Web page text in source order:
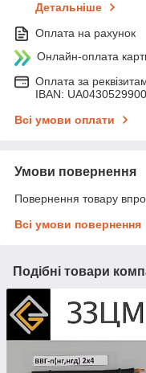
Детальніше
Оплата на рахунок
Онлайн-оплата
Оплата за
IBAN:
Всі умови оплати
Умови повернення
Повернення товару
Всі умови повернення
Подібні товари